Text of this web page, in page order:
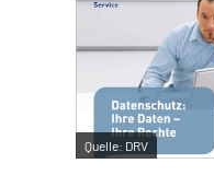
Quelle: DRV